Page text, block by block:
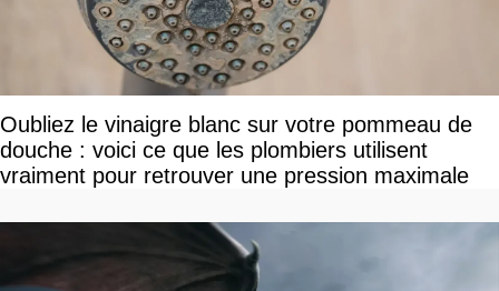
Oubliez le vinaigre blanc sur votre pommeau de
douche : voici ce que les plombiers utilisent
vraiment pour retrouver une pression maximale